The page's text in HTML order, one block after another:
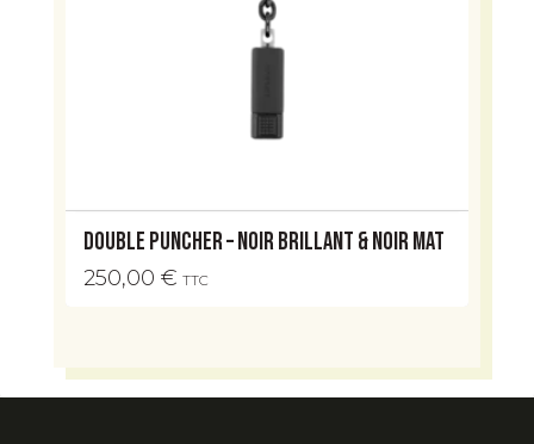
Double Puncher – Noir Brillant & Noir Mat
250,00 € TTC